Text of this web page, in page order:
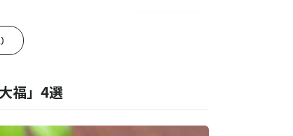
商品詳細はこちら
福」4選